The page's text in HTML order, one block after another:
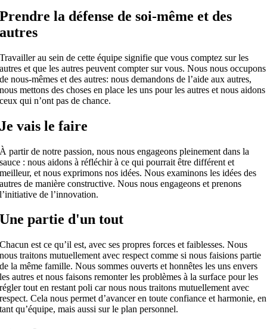
Prendre la défense de soi-même et des
autres
Travailler au sein de cette équipe signifie que vous comptez sur les
autres et que les autres peuvent compter sur vous. Nous nous occupons
de nous-mêmes et des autres: nous demandons de l’aide aux autres,
nous mettons des choses en place les uns pour les autres et nous aidons
ceux qui n’ont pas de chance.
Je vais le faire
À partir de notre passion, nous nous engageons pleinement dans la
sauce : nous aidons à réfléchir à ce qui pourrait être différent et
meilleur, et nous exprimons nos idées. Nous examinons les idées des
autres de manière constructive. Nous nous engageons et prenons
l’initiative de l’innovation.
Une partie d'un tout
Chacun est ce qu’il est, avec ses propres forces et faiblesses. Nous
nous traitons mutuellement avec respect comme si nous faisions partie
de la même famille. Nous sommes ouverts et honnêtes les uns envers
les autres et nous faisons remonter les problèmes à la surface pour les
régler tout en restant poli car nous nous traitons mutuellement avec
respect. Cela nous permet d’avancer en toute confiance et harmonie, en
tant qu’équipe, mais aussi sur le plan personnel.